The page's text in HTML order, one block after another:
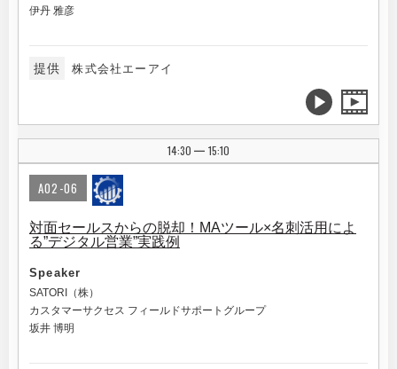
伊丹 雅彦
提供 株式会社エーアイ
14:30 | 15:10
A02-06
対面セールスからの脱却！MAツール×名刺活用によ
る”デジタル営業”実践例
Speaker
SATORI（株）
カスタマーサクセス フィールドサポートグループ
坂井 博明